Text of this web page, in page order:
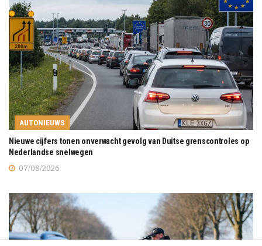
AUTONIEUWS
Nieuwe cijfers tonen onverwacht gevolg van Duitse grenscontroles op
Nederlandse snelwegen
07/08/2026